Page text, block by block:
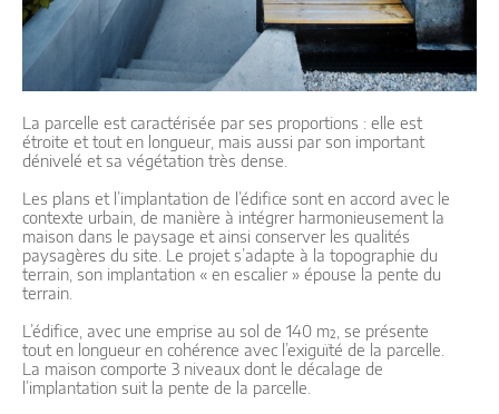
La parcelle est caractérisée par ses proportions : elle est
étroite et tout en longueur, mais aussi par son important
dénivelé et sa végétation très dense.
Les plans et l’implantation de l’édifice sont en accord avec le
contexte urbain, de manière à intégrer harmonieusement la
maison dans le paysage et ainsi conserver les qualités
paysagères du site. Le projet s’adapte à la topographie du
terrain, son implantation « en escalier » épouse la pente du
terrain.
L’édifice, avec une emprise au sol de 140 m², se présente
tout en longueur en cohérence avec l’exiguïté de la parcelle.
La maison comporte 3 niveaux dont le décalage de
l’implantation suit la pente de la parcelle.